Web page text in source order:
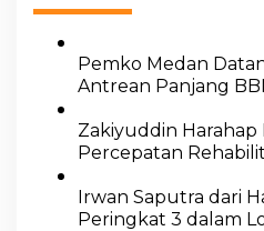
Pemko Medan
Antrean Panjang
Zakiyuddin Harahap
Percepatan
Irwan Saputra dari
Peringkat 3 dalam